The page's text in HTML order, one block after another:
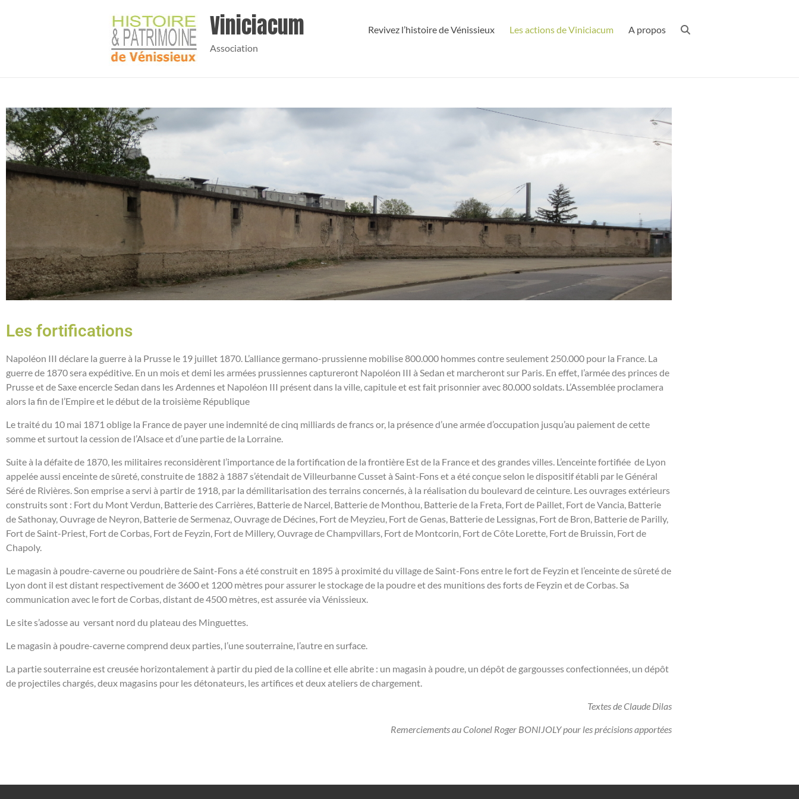
Viniciacum
Association
Revivez l’histoire de Vénissieux Les actions de Viniciacum A propos
Les fortifications
Napoléon III déclare la guerre à la Prusse le 19 juillet 1870. L’alliance germano-prussienne mobilise 800.000 hommes contre seulement 250.000 pour la France. La
guerre de 1870 sera expéditive. En un mois et demi les armées prussiennes captureront Napoléon III à Sedan et marcheront sur Paris. En effet, l’armée des princes de
Prusse et de Saxe encercle Sedan dans les Ardennes et Napoléon III présent dans la ville, capitule et est fait prisonnier avec 80.000 soldats. L’Assemblée proclamera
alors la fin de l’Empire et le début de la troisième République
Le traité du 10 mai 1871 oblige la France de payer une indemnité de cinq milliards de francs or, la présence d’une armée d’occupation jusqu’au paiement de cette
somme et surtout la cession de l’Alsace et d’une partie de la Lorraine.
Suite à la défaite de 1870, les militaires reconsidèrent l’importance de la fortification de la frontière Est de la France et des grandes villes. L’enceinte fortifiée de Lyon
appelée aussi enceinte de sûreté, construite de 1882 à 1887 s’étendait de Villeurbanne Cusset à Saint-Fons et a été conçue selon le dispositif établi par leGénéral
Séré de Rivières . Son emprise a servi à partir de 1918, par la démilitarisation des terrains concernés, à la réalisation du boulevard de ceinture . Les ouvrages extérieurs
construits sont : Fort du Mont Verdun, Batterie des Carrières, Batterie de Narcel, Batterie de Monthou, Batterie de la Freta, Fort de Paillet, Fort de Vancia, Batterie
de Sathonay, Ouvrage de Neyron, Batterie de Sermenaz, Ouvrage de Décines, Fort de Meyzieu, Fort de Genas, Batterie de Lessignas, Fort de Bron, Batterie de Parilly,
Fort de Saint-Priest, Fort de Corbas, Fort de Feyzin, Fort de Millery, Ouvrage de Champvillars, Fort de Montcorin, Fort de Côte Lorette, Fort de Bruissin, Fort de
Chapoly.
Le magasin à poudre-caverne ou poudrière de Saint-Fons a été construit en 1895 à proximité du village de Saint-Fons entre le fort de Feyzin et l’enceinte de sûreté de
Lyon dont il est distant respectivement de 3600 et 1200 mètres pour assurer le stockage de la poudre et des munitions des forts de Feyzin et de Corbas. Sa
communication avec le fort de Corbas, distant de 4500 mètres, est assurée via Vénissieux.
Le site s’adosse au versant nord du plateau des Minguettes.
Le magasin à poudre-caverne comprend deux parties, l’une souterraine, l’autre en surface.
La partie souterraine est creusée horizontalement à partir du pied de la colline et elle abrite : un magasin à poudre, un dépôt de gargousses confectionnées, un dépôt
de projectiles chargés, deux magasins pour les détonateurs, les artifices et deux ateliers de chargement.
Textes de Claude Dilas
Remerciements au Colonel Roger BONIJOLY pour les précisions apportées